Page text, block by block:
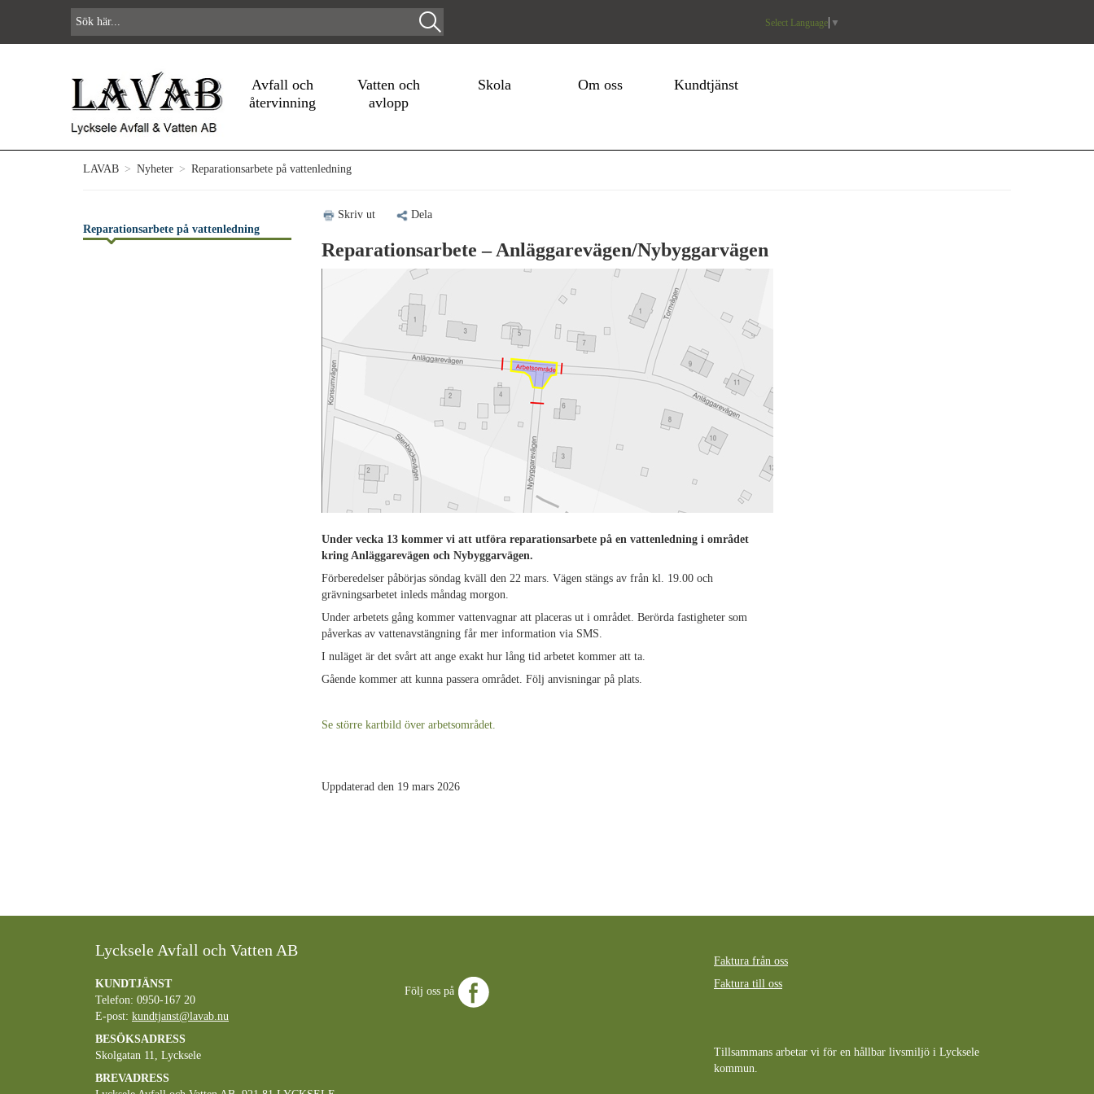
Select Language ▼
Avfall och
återvinning
Vatten och
avlopp
Skola Om oss Kundtjänst
LAVAB > Nyheter > Reparationsarbete på vattenledning
Reparationsarbete på vattenledning
Skriv ut Dela
Reparationsarbete – Anläggarevägen/Nybyggarvägen
Under vecka 13 kommer vi att utföra reparationsarbete på en vattenledning i området
kring Anläggarevägen och Nybyggarvägen.
Förberedelser påbörjas söndag kväll den 22 mars. Vägen stängs av från kl. 19.00 och
grävningsarbetet inleds måndag morgon.
Under arbetets gång kommer vattenvagnar att placeras ut i området. Berörda fastigheter som
påverkas av vattenavstängning får mer information via SMS.
I nuläget är det svårt att ange exakt hur lång tid arbetet kommer att ta.
Gående kommer att kunna passera området. Följ anvisningar på plats.
Se större kartbild över arbetsområdet.
Uppdaterad den 19 mars 2026
Lycksele Avfall och Vatten AB
KUNDTJÄNST
Telefon: 0950-167 20
E-post: kundtjanst@lavab.nu
BESÖKSADRESS
Skolgatan 11, Lycksele
BREVADRESS
Följ oss på
Faktura från oss
Faktura till oss
Tillsammans arbetar vi för en hållbar livsmiljö i Lycksele
kommun.